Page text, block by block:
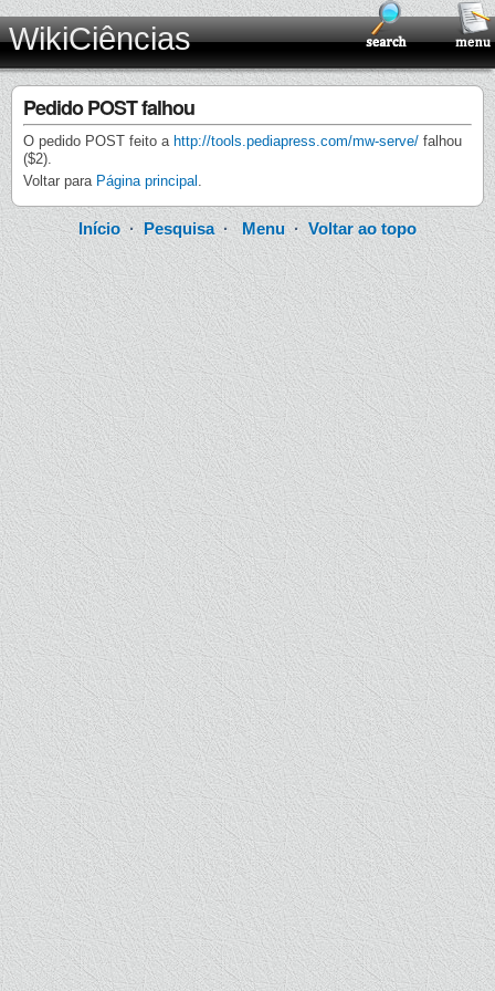
WikiCiências
Pedido POST falhou
O pedido POST feito a http://tools.pediapress.com/mw-serve/ falhou
($2).
Voltar para Página principal .
Início·Pesquisa· Menu· Voltar ao topo